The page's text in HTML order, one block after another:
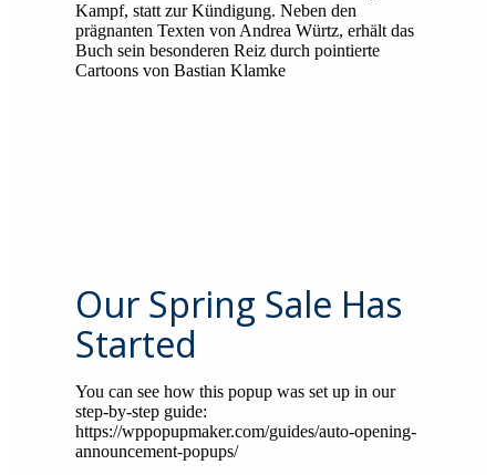
Kampf, statt zur Kündigung. Neben den
prägnanten Texten von Andrea Würtz, erhält das
Buch sein besonderen Reiz durch pointierte
Cartoons von Bastian Klamke
Our Spring Sale Has
Started
You can see how this popup was set up in our
step-by-step guide:
https://wppopupmaker.com/guides/auto-opening-
announcement-popups/